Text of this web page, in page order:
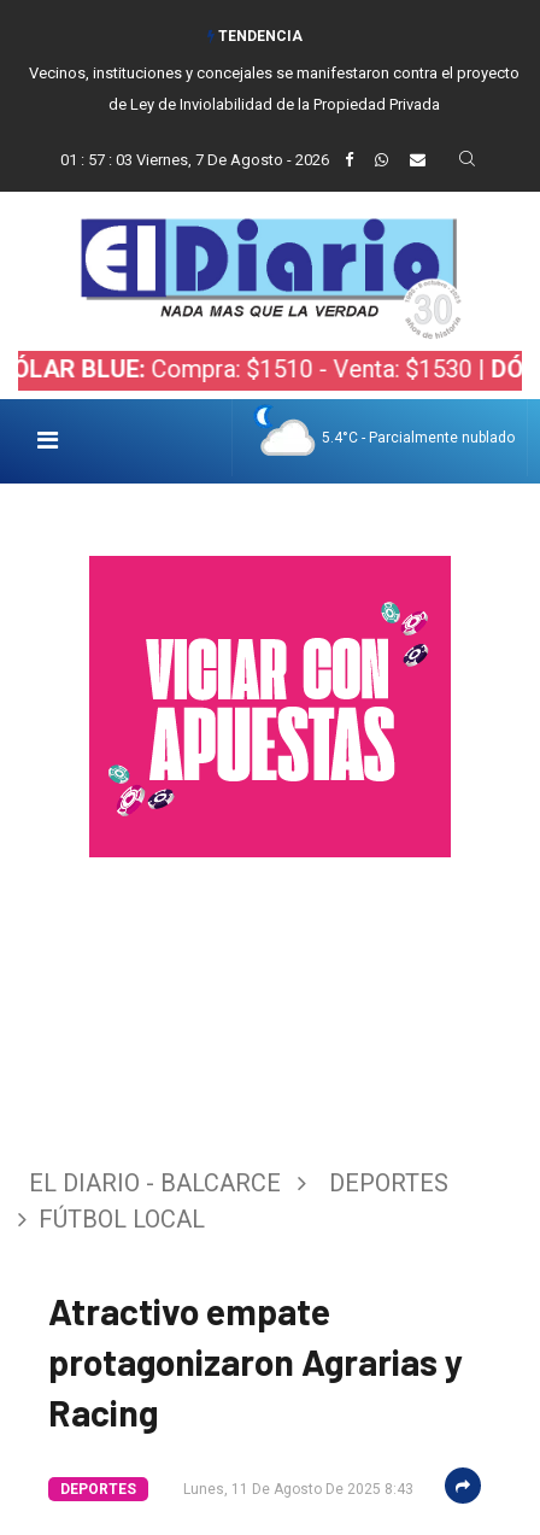
TENDENCIA
Vecinos, instituciones y concejales se manifestaron contra el proyecto
de Ley de Inviolabilidad de la Propiedad Privada
01 : 57: 04 Viernes, 7 De Agosto - 2026
BLUE: Compra: $1510 - Venta: $1530 |DÓLAR
5.4°C - Parcialmente nublado
EL DIARIO - BALCARCE
DEPORTES
FÚTBOL LOCAL
Atractivo empate
protagonizaron Agrarias y
Racing
DEPORTES Lunes, 11 De Agosto De 2025 8:43